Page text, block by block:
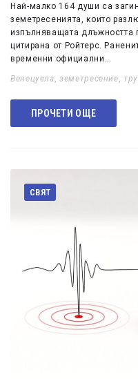
Най-малко 164 души са
земетресенията, които
изпълняващата длъжността
цитирана от Ройтерс.
временни официални…
Венецуела,земетресение,
ПРОЧЕТИ ОЩЕ
СВЯТ